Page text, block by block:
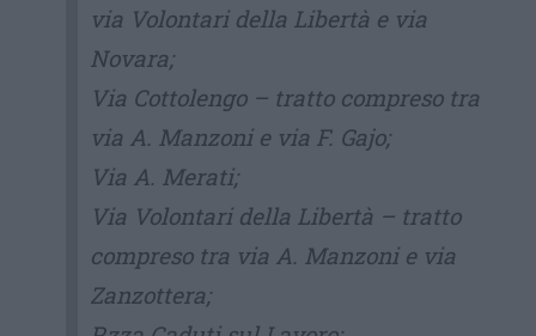
via Volontari della Libertà e via
Novara;
Via Cottolengo – tratto compreso tra
via A. Manzoni e via F. Gajo;
Via A. Merati;
Via Volontari della Libertà – tratto
compreso tra via A. Manzoni e via
Zanzottera;